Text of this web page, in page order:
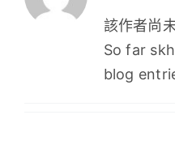
明才人學習藍圖
明才人成長階梯
該作者尚
So far
blog